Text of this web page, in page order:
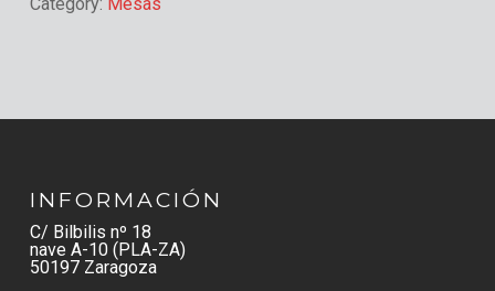
INFORMACIÓN
C/ Bilbilis nº 18
nave A-10 (PLA-ZA)
50197 Zaragoza